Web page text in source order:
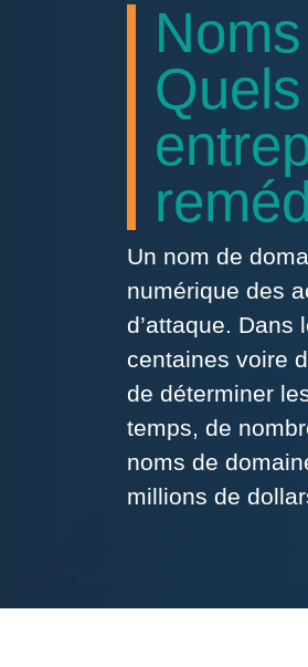
Un nom de
numérique des
d’attaque.
centaines voire
de déterminer
temps, de
noms de
millions de